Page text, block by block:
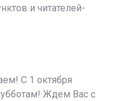
и читателей-
С 1 октября
Ждем Вас с